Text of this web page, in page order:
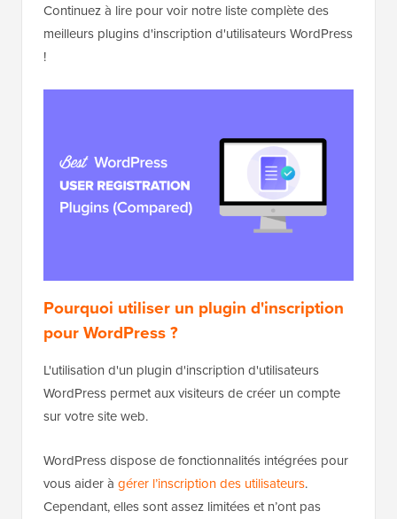
Continuez à lire pour voir notre liste complète des
meilleurs plugins d'inscription d'utilisateurs WordPress
!
Pourquoi utiliser un plugin d'inscription
pour WordPress ?
L'utilisation d'un plugin d'inscription d'utilisateurs
WordPress permet aux visiteurs de créer un compte
sur votre site web.
WordPress dispose de fonctionnalités intégrées pour
vous aider à gérer l’inscription des utilisateurs.
Cependant, elles sont assez limitées et n’ont pas